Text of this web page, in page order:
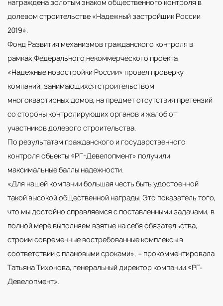
награждена золотым знаком общественного контроля в
долевом строительстве «Надежный застройщик России
2019».
Фонд Развития механизмов гражданского контроля в
рамках Федерального некоммерческого проекта
«Надежные новостройки России» провел проверку
компаний, занимающихся строительством
многоквартирных домов, на предмет отсутствия претензий
со стороны контролирующих органов и жалоб от
участников долевого строительства.
По результатам гражданского и государственного
контроля объекты «РГ-Девелопмент» получили
максимальные баллы надежности.
«Для нашей компании большая честь быть удостоенной
такой высокой общественной награды. Это показатель того,
что мы достойно справляемся с поставленными задачами, в
полной мере выполняем взятые на себя обязательства,
строим современные востребованные комплексы в
соответствии с плановыми сроками», – прокомментировала
Татьяна Тихонова, генеральный директор компании «РГ-
Девелопмент».